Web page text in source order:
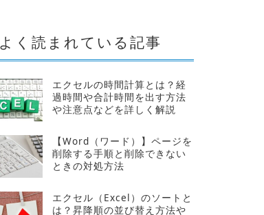
よく読まれている記事
エクセルの時間計算とは？経
過時間や合計時間を出す方法
や注意点などを詳しく解説
【Word（ワード）】ページを
削除する手順と削除できない
ときの対処方法
エクセル（Excel）のソートと
は？昇降順の並び替え方法や